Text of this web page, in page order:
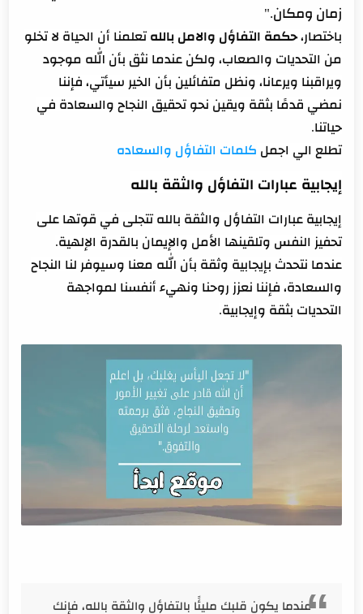
زمان ومكان."
باختصار،حكمة التفاؤل والامل بالله تعلمنا أن الحياة لا تخلو
من التحديات والصعاب، ولكن عندما نثق بأن الله موجود
ويراقبنا ويرعانا، ونظل متفائلين بأن الخير سيأتي، فإننا
نمضي قدمًا بثقة ويقين نحو تحقيق النجاح والسعادة في
حياتنا.
تطلع الي اجمل كلمات التفاؤل والسعاده
إيجابية عبارات التفاؤل والثقة بالله
إيجابية عبارات التفاؤل والثقة بالله تتجلى في قوتها على
تحفيز النفس وتلقينها الأمل والإيمان بالقدرة الإلهية.
عندما نتحدث بإيجابية وثقة بأن الله معنا وسيوفر لنا النجاح
والسعادة، فإننا نعزز روحنا ونهيء أنفسنا لمواجهة
التحديات بثقة وإيجابية.
عندما يكون قلبك مليئًا بالتفاؤل والثقة بالله، فإنك